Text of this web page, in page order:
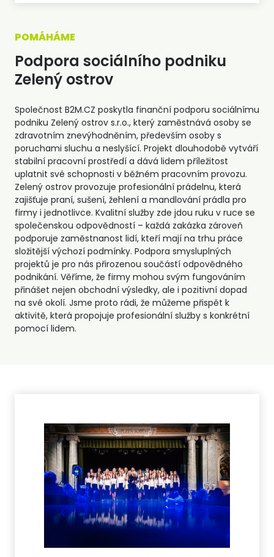
POMÁHÁME
Podpora sociálního podniku
Zelený ostrov
Společnost B2M.CZ poskytla finanční podporu sociálnímu
podniku Zelený ostrov s.r.o., který zaměstnává osoby se
zdravotním znevýhodněním, především osoby s
poruchami sluchu a neslyšící. Projekt dlouhodobě vytváří
stabilní pracovní prostředí a dává lidem příležitost
uplatnit své schopnosti v běžném pracovním provozu.
Zelený ostrov provozuje profesionální prádelnu, která
zajišťuje praní, sušení, žehlení a mandlování prádla pro
firmy i jednotlivce. Kvalitní služby zde jdou ruku v ruce se
společenskou odpovědností – každá zakázka zároveň
podporuje zaměstnanost lidí, kteří mají na trhu práce
složitější výchozí podmínky. Podpora smysluplných
projektů je pro nás přirozenou součástí odpovědného
podnikání. Věříme, že firmy mohou svým fungováním
přinášet nejen obchodní výsledky, ale i pozitivní dopad
na své okolí. Jsme proto rádi, že můžeme přispět k
aktivitě, která propojuje profesionální služby s konkrétní
pomocí lidem.